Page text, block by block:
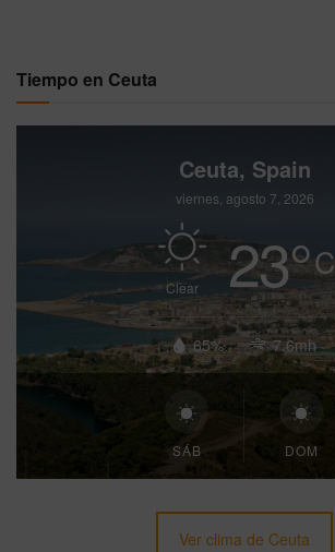
Tiempo en Ceuta
Ceuta, Spain
viernes, agosto 7, 2026
Clear 23°C
65% 7.6mh
SÁB DOM
Ver clima de Ceuta